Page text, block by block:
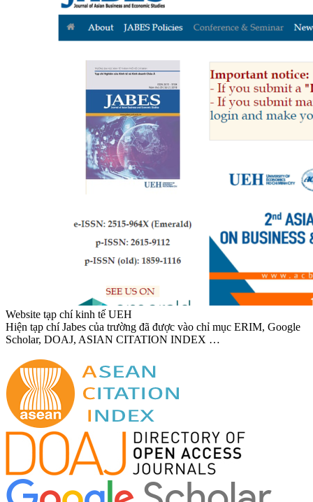
Website tạp chí kinh tế UEH
Hiện tạp chí Jabes của trường đã được vào chỉ mục ERIM, Google
Scholar, DOAJ, ASIAN CITATION INDEX …